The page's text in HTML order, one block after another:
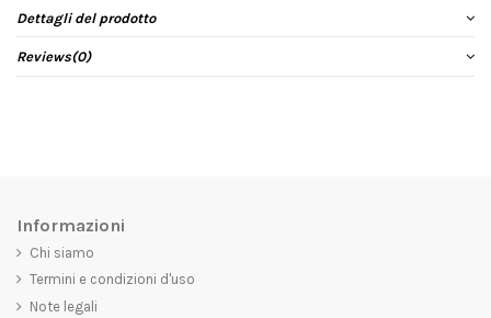
Dettagli del prodotto
Reviews(0)
Informazioni
Chi siamo
Termini e condizioni d'uso
Note legali